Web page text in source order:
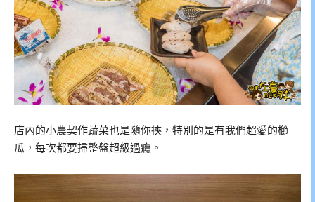
店內的小農契作蔬菜也是隨你挾，特別的是有我們超愛的櫛
瓜，每次都要掃整盤超級過癮。